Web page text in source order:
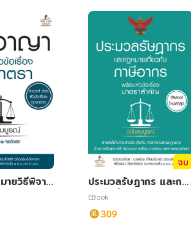
ายวิธีพิจาร
พร้อมหัวข้
า ฉบับสม
จบ
ประมวลรัษฎากร และกฎ
หมายเกี่ยวกับภาษีอากร
พร้อมหัวข้อเรื่องมาตรา
สำคัญ ฉบับสมบูรณ์
EBook
309